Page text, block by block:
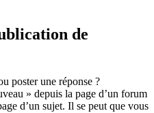
de
poster une réponse ?
» depuis la page d’un forum
d’un sujet. Il se peut que vous